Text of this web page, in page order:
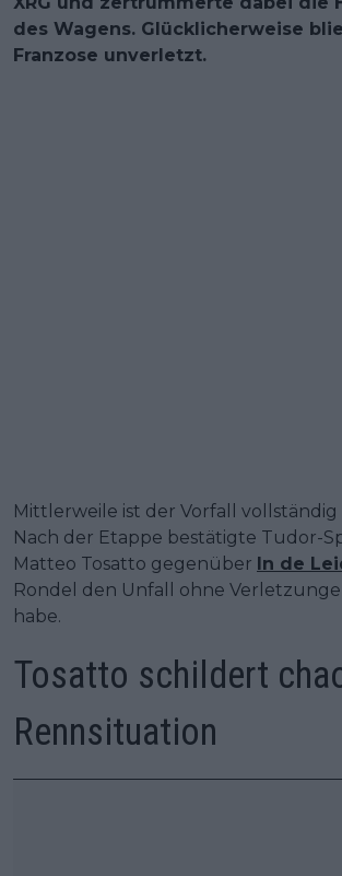
des Wagens. Glücklicherweise
Franzose unverletzt.
Mittlerweile ist der Vorfall
Nach der Etappe bestätigte Tudor-
Matteo Tosatto gegenüber In de
Rondel den Unfall ohne
habe.
Tosatto schildert
Rennsituation